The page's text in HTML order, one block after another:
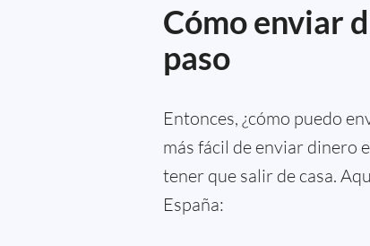
Cómo enviar
paso
Entonces, ¿cómo puedo
más fácil de enviar dinero
tener que salir de casa.
España: